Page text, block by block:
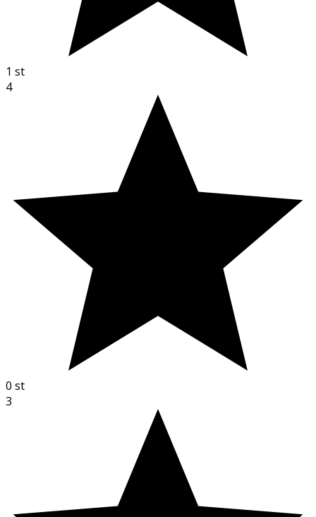
1 st
4
0 st
3